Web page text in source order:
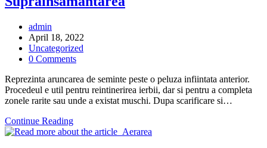
Post
author:
admin
Post
published:
April 18, 2022
Post
category:
Uncategorized
Post
0 Comments
Reprezinta aruncarea de seminte peste o peluza infiintata anterior.
Procedeul e util pentru reintinerirea ierbii, dar si pentru a completa
zonele rarite sau unde a existat muschi. Dupa scarificare si…
Continue ReadingSuprainsamantarea